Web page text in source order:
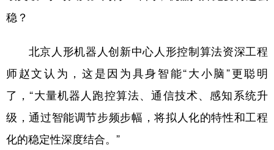
稳？
北京人形机器人创新中心人形控制算法资深工程
师赵文认为，这是因为具身智能“大小脑”更聪明
了，“大量机器人跑控算法、通信技术、感知系统升
级，通过智能调节步频步幅，将拟人化的特性和工程
化的稳定性深度结合。”